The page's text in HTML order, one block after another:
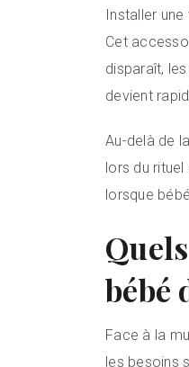
Installer une
Cet
disparaît,
devient
Au-delà de la
lors du
lorsque
bébé
Face à la
les besoins